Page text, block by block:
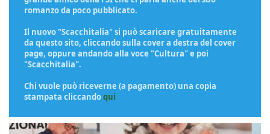
romanzo da poco pubblicato.
Il nuovo "Scacchitalia" si può scaricare gratuitamente
da questo sito, cliccando sulla cover a destra del cover
page, oppure andando alla voce "Cultura" e poi
"Scacchitalia".
Chi vuole può riceverne (a pagamento) una copia
stampata cliccandoqui